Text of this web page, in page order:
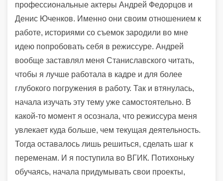
профессиональные актеры Андрей Федорцов и
Денис Юченков. Именно они своим отношением к
работе, историями со съемок зародили во мне
идею попробовать себя в режиссуре. Андрей
вообще заставлял меня Станиславского читать,
чтобы я лучше работала в кадре и для более
глубокого погружения в работу. Так и втянулась,
начала изучать эту тему уже самостоятельно. В
какой-то момент я осознала, что режиссура меня
увлекает куда больше, чем текущая деятельность.
Тогда оставалось лишь решиться, сделать шаг к
переменам. И я поступила во ВГИК. Потихоньку
обучаясь, начала придумывать свои проекты,